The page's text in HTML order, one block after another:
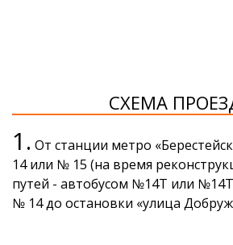
СХЕМА
1. От станции метро
14 или № 15 (на время
путей - автобусом №14Т или
№ 14 до остановки «улица